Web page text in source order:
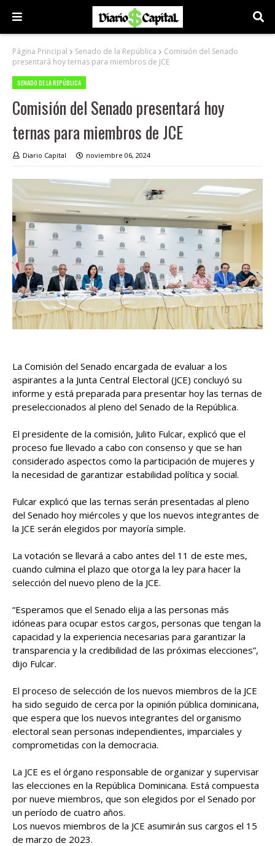
Página Principal Senado de la República
Comisión del Senado
presentará hoy ternas para miembros de JCE
SENADO DE LA REPÚBLICA
Comisión del Senado presentará hoy
ternas para miembros de JCE
Diario Capital noviembre 06, 2024
La Comisión del Senado encargada de evaluar a los
aspirantes a la Junta Central Electoral (JCE) concluyó su
informe y está preparada para presentar hoy las ternas de
preseleccionados al pleno del Senado de la República.
El presidente de la comisión, Julito Fulcar, explicó que el
proceso fue llevado a cabo con consenso y que se han
considerado aspectos como la participación de mujeres y
la necesidad de garantizar estabilidad política y social.
Fulcar explicó que las ternas serán presentadas al pleno
del Senado hoy miércoles y que los nuevos integrantes de
la JCE serán elegidos por mayoría simple.
La votación se llevará a cabo antes del 11 de este mes,
cuando culmina el plazo que otorga la ley para hacer la
selección del nuevo pleno de la JCE.
“Esperamos que el Senado elija a las personas más
idóneas para ocupar estos cargos, personas que tengan la
capacidad y la experiencia necesarias para garantizar la
transparencia y la credibilidad de las próximas elecciones”,
dijo Fulcar.
El proceso de selección de los nuevos miembros de la JCE
ha sido seguido de cerca por la opinión pública dominicana,
que espera que los nuevos integrantes del organismo
electoral sean personas independientes, imparciales y
comprometidas con la democracia.
La JCE es el órgano responsable de organizar y supervisar
las elecciones en la República Dominicana. Está compuesta
por nueve miembros, que son elegidos por el Senado por
un período de cuatro años.
Los nuevos miembros de la JCE asumirán sus cargos el 15
de marzo de 2023.